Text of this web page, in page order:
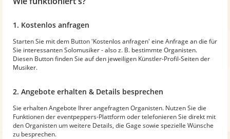
1. Kostenlos anfragen
Starten Sie mit dem Button 'Kostenlos anfragen' eine Anfrage an die für
Sie interessanten Solomusiker - also z. B. bestimmte Organisten.
Diesen Button finden Sie auf den jeweiligen Künstler-Profil-Seiten der
Musiker.
2. Angebote erhalten & Details besprechen
Sie erhalten Angebote Ihrer angefragten Organisten. Nutzen Sie die
Funktionen der eventpeppers-Plattform oder telefonieren Sie direkt mit
den Organisten um weitere Details, die Gage sowie spezielle Wünsche
zu besprechen.